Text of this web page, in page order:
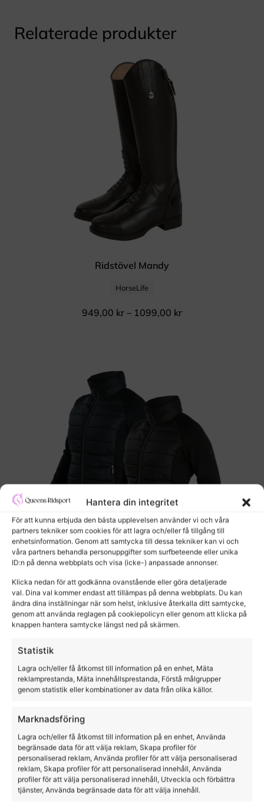
Hantera din integritet
För att kunna erbjuda den bästa upplevelsen använder vi och våra
partners tekniker som cookies för att lagra och/eller få tillgång till
enhetsinformation. Genom att samtycka till dessa tekniker kan vi och
våra partners behandla personuppgifter som surfbeteende eller unika
ID:n på denna webbplats och visa (icke-) anpassade annonser.
Klicka nedan för att godkänna ovanstående eller göra detaljerade
val. Dina val kommer endast att tillämpas på denna webbplats. Du kan
ändra dina inställningar när som helst, inklusive återkalla ditt samtycke,
genom att använda reglagen på cookiepolicyn eller genom att klicka på
knappen hantera samtycke längst ned på skärmen.
Statistik
Lagra och/eller få åtkomst till information på en enhet, Mäta
reklamprestanda, Mäta innehållsprestanda, Förstå målgrupper
genom statistik eller kombinationer av data från olika källor.
Marknadsföring
Lagra och/eller få åtkomst till information på en enhet, Använda
begränsade data för att välja reklam, Skapa profiler för
personaliserad reklam, Använda profiler för att välja personaliserad
reklam, Skapa profiler för att personaliserad innehåll, Använda
profiler för att välja personaliserad innehåll, Utveckla och förbättra
tjänster, Använda begränsade data för att välja innehåll.
Relaterade produkter
Ridstövel Mandy
HorseLife
949,00 kr – 1099,00 kr
RIDJACKA BIANCA
Horse Life
995,00kr